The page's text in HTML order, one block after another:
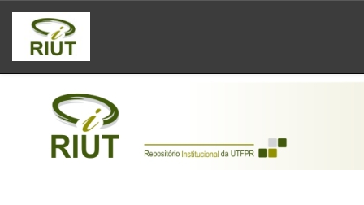
Skip
navigation